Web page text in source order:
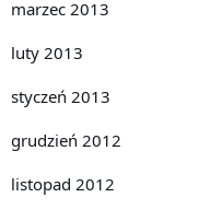
marzec 2013
luty 2013
styczeń 2013
grudzień 2012
listopad 2012